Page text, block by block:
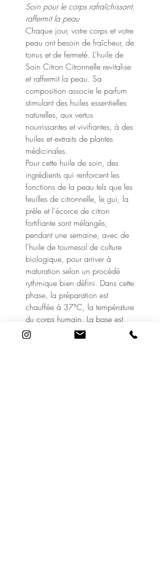
Soin pour le corps rafraîchissant,
raffermit la peau
Chaque jour, votre corps et votre
peau ont besoin de fraîcheur, de
tonus et de fermeté. L'huile de
Soin Citron Citronnelle revitalise
et raffermit la peau. Sa
composition associe le parfum
stimulant des huiles essentielles
naturelles, aux vertus
nourrissantes et vivifiantes, à des
huiles et extraits de plantes
médicinales.
Pour cette huile de soin, des
ingrédients qui renforcent les
fonctions de la peau tels que les
feuilles de citronnelle, le gui, la
prêle et l'écorce de citron
fortifiante sont mélangés,
pendant une semaine, avec de
l'huile de tournesol de culture
biologique, pour arriver à
maturation selon un procédé
rythmique bien défini. Dans cette
phase, la préparation est
chauffée à 37°C, la température
du corps humain. La base est
mélangée avec précaution le
matin et le soir. C'est le procédé